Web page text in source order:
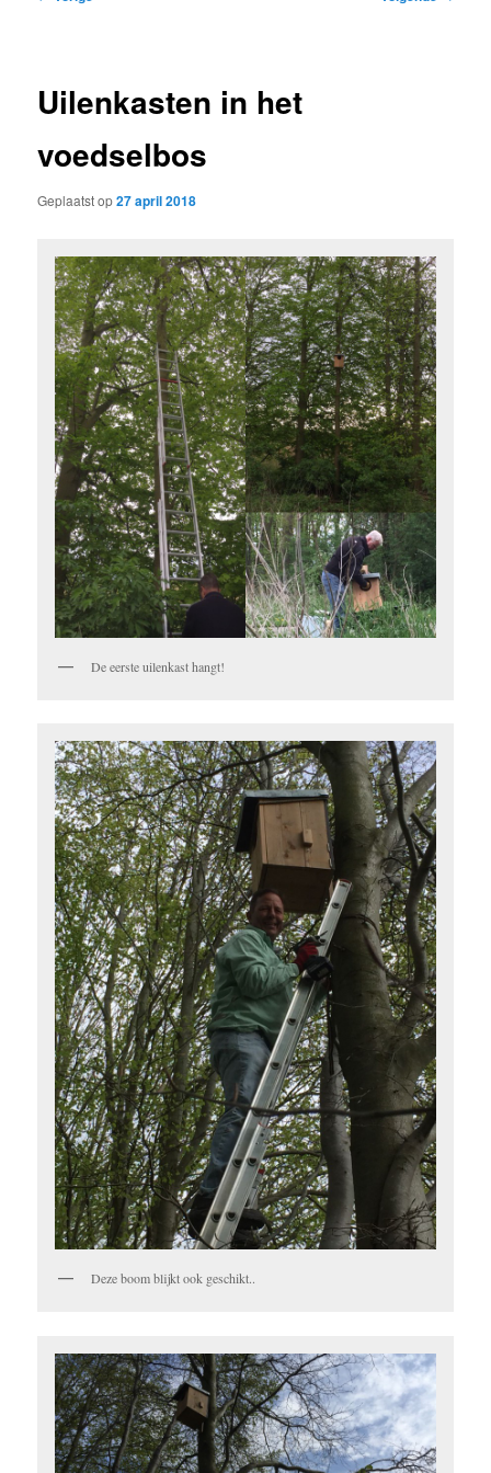
Uilenkasten in het
voedselbos
Geplaatst op27 april 2018
De eerste uilenkast hangt!
Deze boom blijkt ook geschikt..